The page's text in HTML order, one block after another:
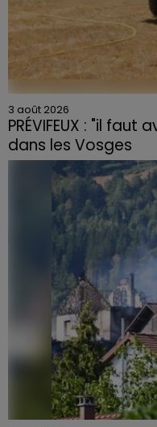
3 août 2026
PRÉVIFEUX : "il
dans les Vosges